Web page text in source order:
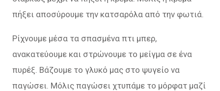
πήξει αποσύρουμε την κατσαρόλα από την φωτιά.
Ρίχνουμε μέσα τα σπασμένα πτι μπερ,
ανακατεύουμε και στρώνουμε το μείγμα σε ένα
πυρέξ. Βάζουμε το γλυκό μας στο ψυγείο να
παγώσει. Μόλις παγώσει χτυπάμε το μόρφατ μαζί